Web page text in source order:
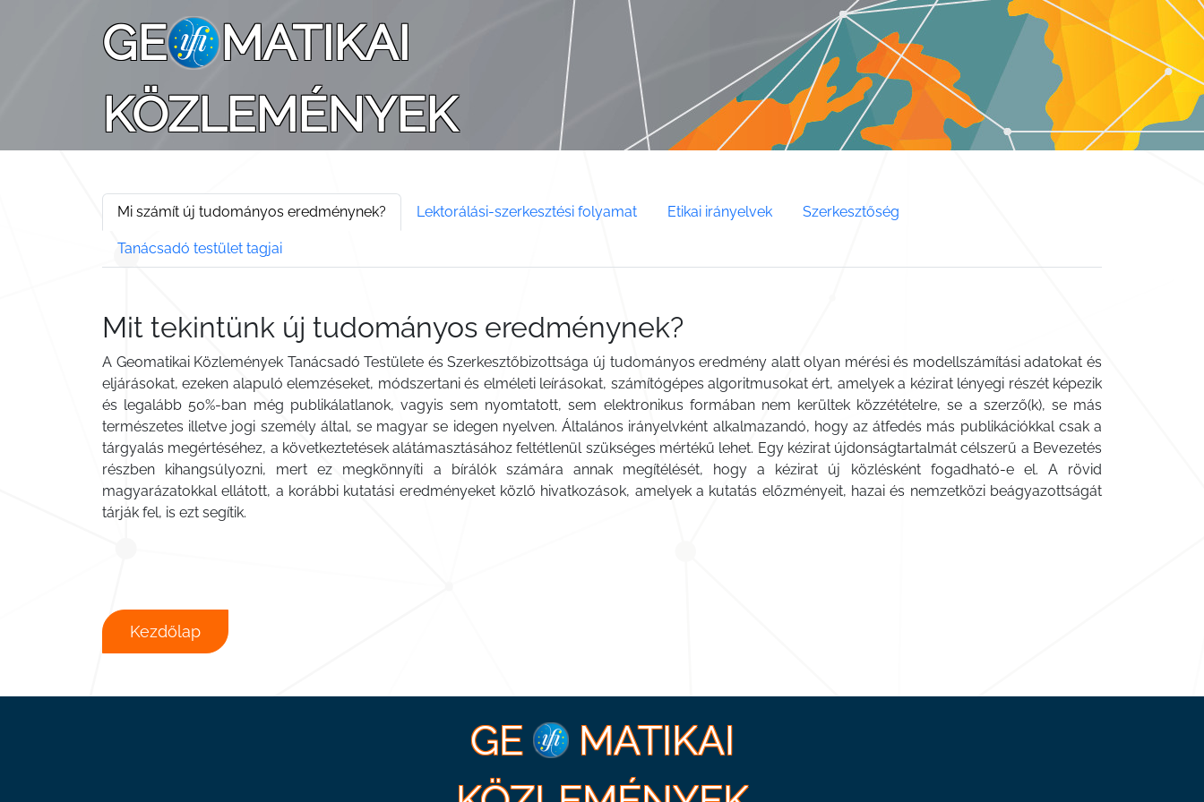
GE
MATIKAI
KÖZLEMÉNYEK
Mi számít új tudományos eredménynek? Lektorálási-szerkesztési folyamat Etikai irányelvek Szerkesztőség
Tanácsadó testület tagjai
Mit tekintünk új tudományos eredménynek?
A Geomatikai Közlemények Tanácsadó Testülete és Szerkesztőbizottsága új tudományos eredmény alatt olyan mérési és modellszámítási adatokat és
eljárásokat, ezeken alapuló elemzéseket, módszertani és elméleti leírásokat, számítógépes algoritmusokat ért, amelyek a kézirat lényegi részét képezik
és legalább 50%-ban még publikálatlanok, vagyis sem nyomtatott, sem elektronikus formában nem kerültek közzétételre, se a szerző(k), se más
természetes illetve jogi személy által, se magyar se idegen nyelven. Általános irányelvként alkalmazandó, hogy az átfedés más publikációkkal csak a
tárgyalás megértéséhez, a következtetések alátámasztásához feltétlenül szükséges mértékű lehet. Egy kézirat újdonságtartalmát célszerű a Bevezetés
részben kihangsúlyozni, mert ez megkönnyíti a bírálók számára annak megítélését, hogy a kézirat új közlésként fogadható-e el. A rövid
magyarázatokkal ellátott, a korábbi kutatási eredményeket közlő hivatkozások, amelyek a kutatás előzményeit, hazai és nemzetközi beágyazottságát
tárják fel, is ezt segítik.
Kezdőlap
GE
MATIKAI